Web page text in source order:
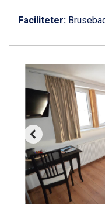
La Thuile fra
Val Thorens fra
Bad Hofgastein
Passo Tonale fra
Saalbach fra
Champoluc fra
Sestriere fra
Wagrain fra DKK
Ischgl fra DKK
Fieberbrunn fra
St. Anton fra DKK
Zell am See fra
Canazei fra DKK
Faciliteter: